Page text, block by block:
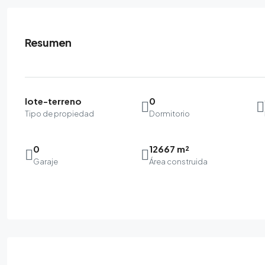
Resumen
lote-terreno
Tipo de propiedad
0
Dormitorio
0
Garaje
12667 m²
Área construida